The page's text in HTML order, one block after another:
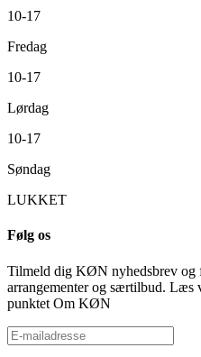
10-17
Fredag
10-17
Lørdag
10-17
Søndag
LUKKET
Følg os
Tilmeld dig KØN nyhedsbrev og
arrangementer og særtilbud. Læs
punktet Om KØN